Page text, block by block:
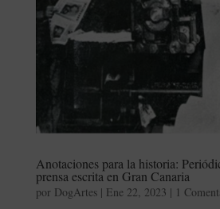
Anotaciones para la historia:
prensa escrita en Gran Canaria
por DogArtes| Ene 22, 2023 | 1